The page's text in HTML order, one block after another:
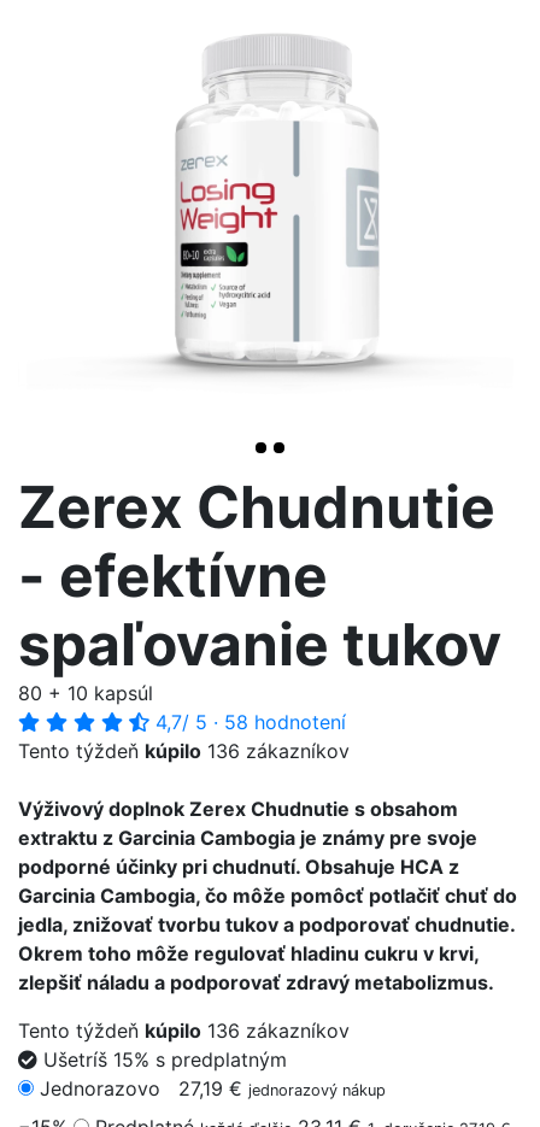
Zerex Chudnutie
- efektívne
spaľovanie tukov
80 + 10 kapsúl
4,7/ 5 · 58 hodnotení
Tento týždeň kúpilo 136 zákazníkov
Výživový doplnok Zerex Chudnutie s obsahom
extraktu z Garcinia Cambogia je známy pre svoje
podporné účinky pri chudnutí. Obsahuje HCA z
Garcinia Cambogia, čo môže pomôcť potlačiť chuť do
jedla, znižovať tvorbu tukov a podporovať chudnutie.
Okrem toho môže regulovať hladinu cukru v krvi,
zlepšiť náladu a podporovať zdravý metabolizmus.
Tento týždeň kúpilo 136 zákazníkov
Ušetríš 15% s predplatným
Jednorazovo
27,19 € jednorazový nákup